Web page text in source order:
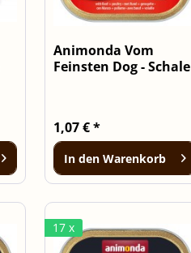
Animonda Vom
Feinsten Dog - Schale
1,07 € *
In den Warenkorb
17 x